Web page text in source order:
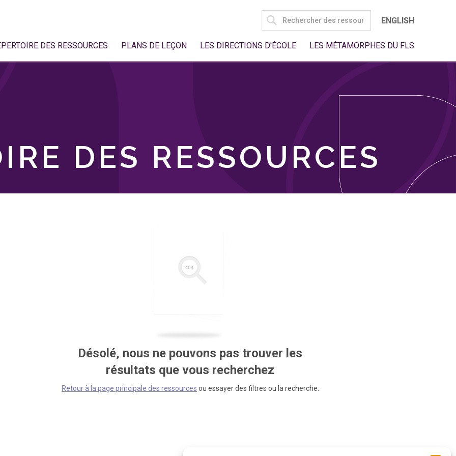
SEARCH
FOR:
ENGLISH
DES RESSOURCES PLANS DE LEÇON LES DIRECTIONS D'ÉCOLE LES MÉTAMORPHES DU FLS
DES RESSOURCES
Désolé, nous ne pouvons pas trouver les
résultats que vous recherchez
Retour à la page principale des ressources ou essayer des filtres ou la recherche.